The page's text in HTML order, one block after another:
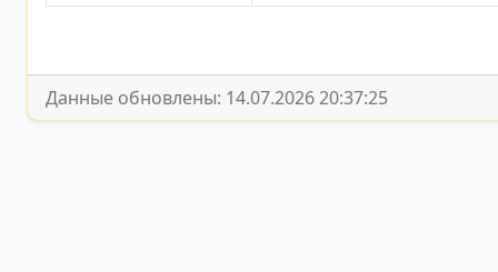
Данные обновлены: 14.07.2026 20:37:25